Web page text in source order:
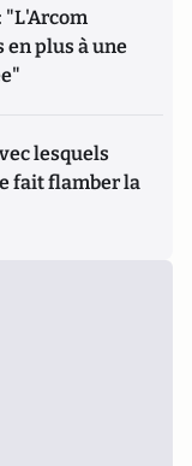
"L'Arcom
en plus à une
lesquels
fait flamber la